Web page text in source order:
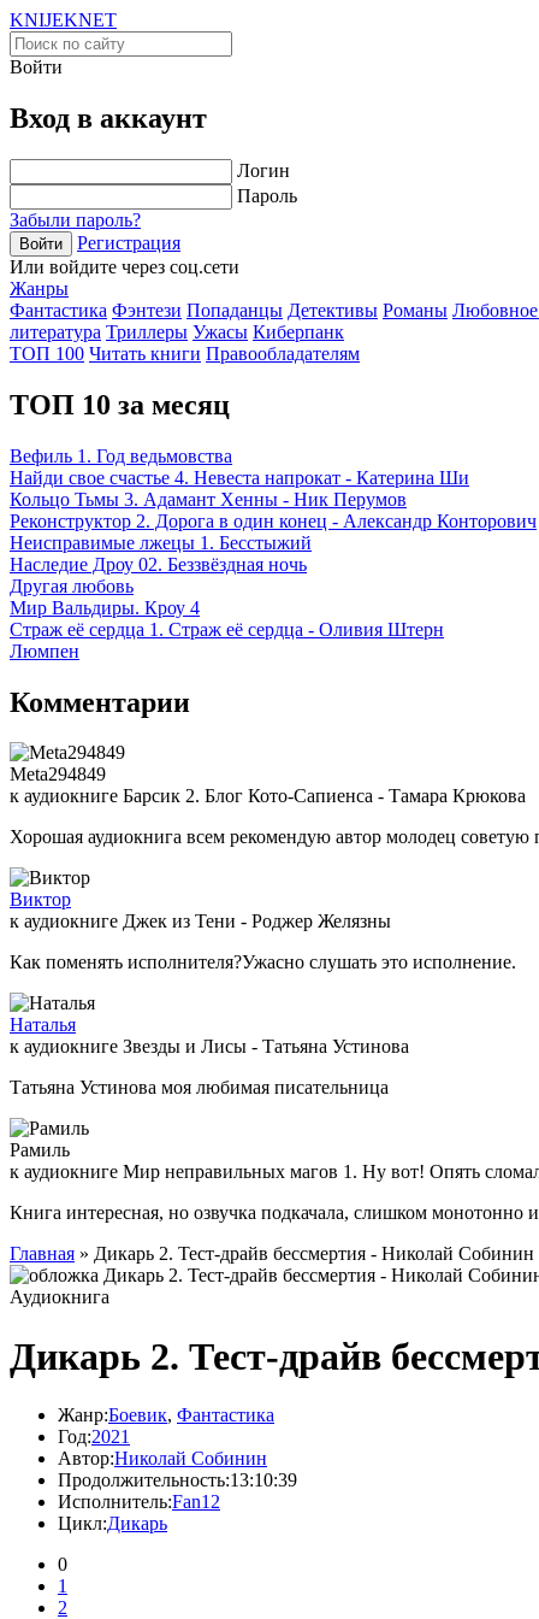
KNIJEKNET
Войти
Вход в аккаунт
Логин
Пароль
Забыли пароль?
Войти
Регистрация
Или войдите через соц.сети
Жанры
Фантастика Фэнтези Попаданцы Детективы Романы Любовное
литература Триллеры Ужасы Киберпанк
ТОП 100 Читать книги Правообладателям
ТОП 10 за месяц
Вефиль 1. Год ведьмовства
Найди свое счастье 4. Невеста напрокат - Катерина Ши
Кольцо Тьмы 3. Адамант Хенны - Ник Перумов
Реконструктор 2. Дорога в один конец - Александр Конторович
Неисправимые лжецы 1. Бесстыжий
Наследие Дроу 02. Беззвёздная ночь
Другая любовь
Мир Вальдиры. Кроу 4
Страж её сердца 1. Страж её сердца - Оливия Штерн
Люмпен
Комментарии
Meta294849
к аудиокниге Барсик 2. Блог Кото-Сапиенса - Тамара Крюкова
Хорошая аудиокнига всем рекомендую автор молодец советую
Виктор
к аудиокниге Джек из Тени - Роджер Желязны
Как поменять исполнителя?Ужасно слушать это исполнение.
Наталья
к аудиокниге Звезды и Лисы - Татьяна Устинова
Татьяна Устинова моя любимая писательница
Рамиль
к аудиокниге Мир неправильных магов 1. Ну вот! Опять
Книга интересная, но озвучка подкачала, слишком
Главная » Дикарь 2. Тест-драйв бессмертия - Николай Собинин
Аудиокнига
Дикарь 2. Тест-драйв
Жанр:Боевик, Фантастика
Год:2021
Автор:Николай Собинин
Продолжительность:13:10:39
Исполнитель:Fan12
Цикл:Дикарь
0
1
2